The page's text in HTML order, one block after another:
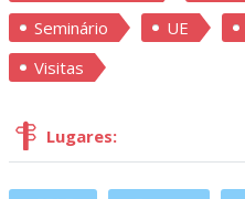
Seminário
UE
Visitas
Lugares: